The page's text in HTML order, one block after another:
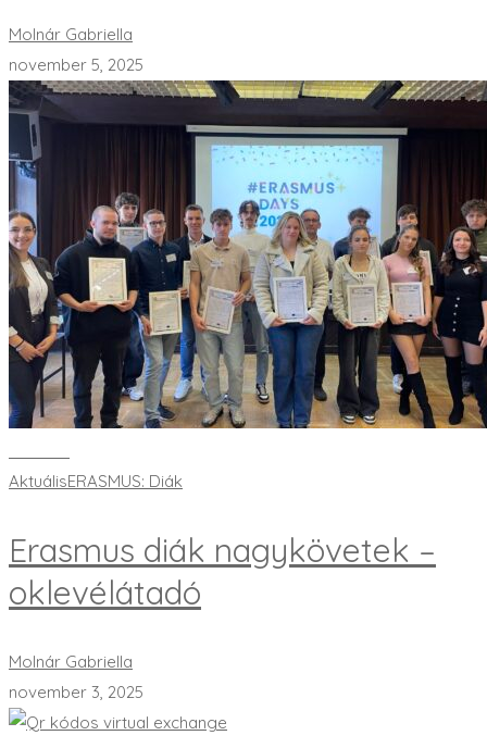
Molnár Gabriella
november 5, 2025
AktuálisERASMUS: Diák
Erasmus diák nagykövetek –
oklevélátadó
Molnár Gabriella
november 3, 2025